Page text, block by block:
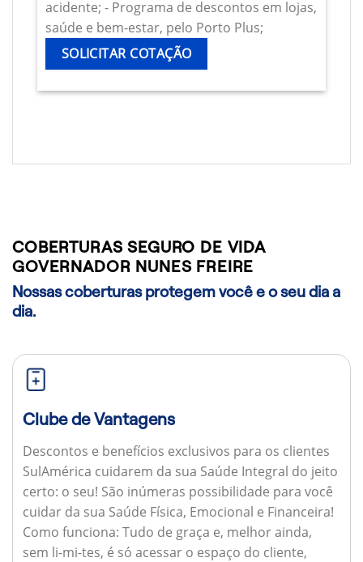
acidente; - Programa de descontos em lojas,
saúde e bem-estar, pelo Porto Plus;
SOLICITAR COTAÇÃO
COBERTURAS SEGURO DE VIDA
GOVERNADOR NUNES FREIRE
Nossas coberturas protegem você e o seu dia a
dia.
Clube de Vantagens
Descontos e benefícios exclusivos para os clientes
SulAmérica cuidarem da sua Saúde Integral do jeito
certo: o seu! São inúmeras possibilidade para você
cuidar da sua Saúde Física, Emocional e Financeira!
Como funciona: Tudo de graça e, melhor ainda,
sem li-mi-tes, é só acessar o espaço do cliente,